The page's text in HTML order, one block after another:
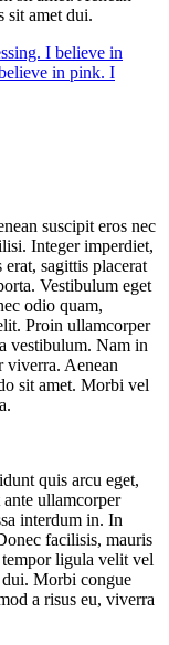
sit amet dui.
I believe in
in pink. I
suscipit eros nec
Integer imperdiet,
sagittis placerat
Vestibulum eget
odio quam,
Proin ullamcorper
vestibulum. Nam in
viverra. Aenean
sit amet. Morbi vel
quis arcu eget,
ullamcorper
interdum in. In
facilisis, mauris
ligula velit vel
dui. Morbi congue
a risus eu, viverra